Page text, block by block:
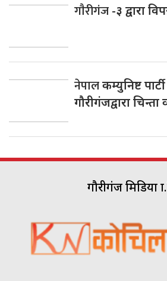
गाैरीगंज -३ द्वारा
नेपालकम्युनिष्ट
गौरीगंजद्वारा चिन्ता
गौरीगंज मिडिया